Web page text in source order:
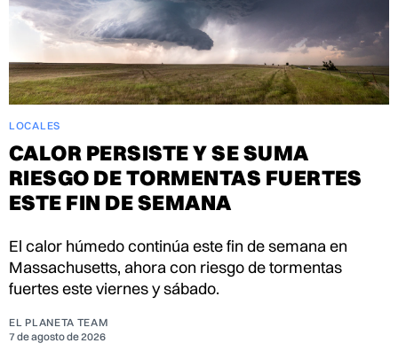
LOCALES
CALOR PERSISTE Y SE SUMA
RIESGO DE TORMENTAS FUERTES
ESTE FIN DE SEMANA
El calor húmedo continúa este fin de semana en
Massachusetts, ahora con riesgo de tormentas
fuertes este viernes y sábado.
EL PLANETA TEAM
7 de agosto de 2026